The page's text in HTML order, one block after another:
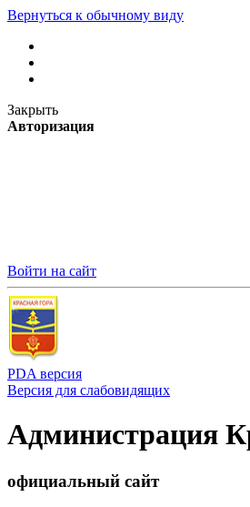
Вернуться к обычному виду
Закрыть
Авторизация
Войти на сайт
PDA версия
Версия для слабовидящих
Администрация
официальный сайт